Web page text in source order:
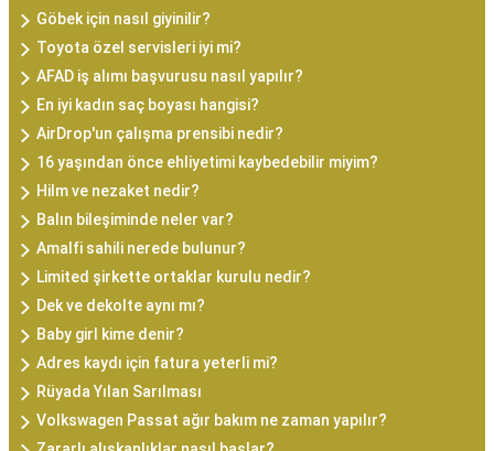
Göbek için nasıl giyinilir?
Toyota özel servisleri iyi mi?
AFAD iş alımı başvurusu nasıl yapılır?
En iyi kadın saç boyası hangisi?
AirDrop'un çalışma prensibi nedir?
16 yaşından önce ehliyetimi kaybedebilir miyim?
Hilm ve nezaket nedir?
Balın bileşiminde neler var?
Amalfi sahili nerede bulunur?
Limited şirkette ortaklar kurulu nedir?
Dek ve dekolte aynı mı?
Baby girl kime denir?
Adres kaydı için fatura yeterli mi?
Rüyada Yılan Sarılması
Volkswagen Passat ağır bakım ne zaman yapılır?